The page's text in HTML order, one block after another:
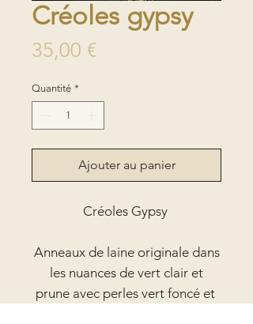
Créoles gypsy
35,00 €Prix
Quantité *
Ajouter au panier
Créoles Gypsy
Anneaux de laine originale dans
les nuances de vert clair et
prune avec perles vert foncé et